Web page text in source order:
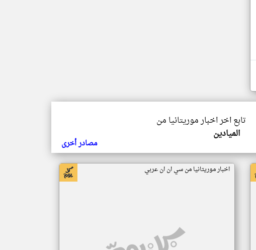
تابع اخر اخبار موريتانيا من
الميادين
مصادر أخرى
اخبار موريتانيا من سي ان ان عربي